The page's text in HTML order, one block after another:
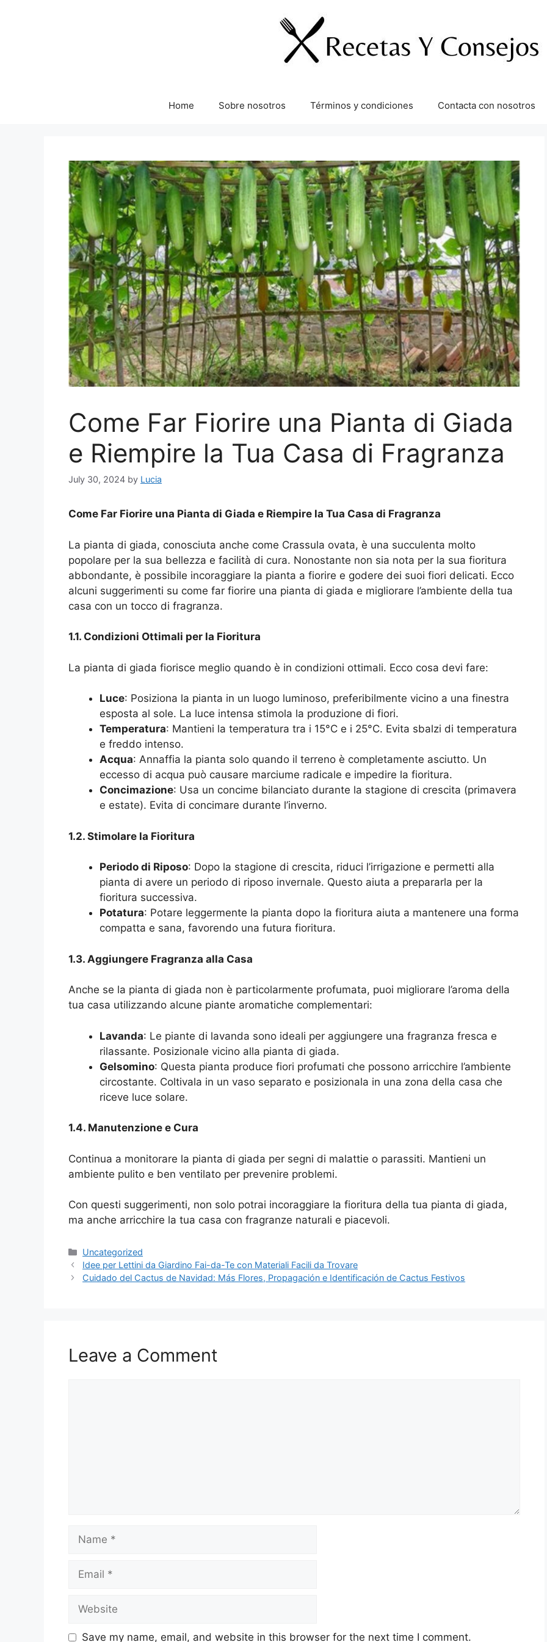
Home Sobre nosotros Términos y condiciones Contacta con nosotros
Come Far Fiorire una Pianta di Giada
e Riempire la Tua Casa di Fragranza
July 30, 2024 by Lucia
Come Far Fiorire una Pianta di Giada e Riempire la Tua Casa di Fragranza
La pianta di giada, conosciuta anche come Crassula ovata, è una succulenta molto
popolare per la sua bellezza e facilità di cura. Nonostante non sia nota per la sua fioritura
abbondante, è possibile incoraggiare la pianta a fiorire e godere dei suoi fiori delicati. Ecco
alcuni suggerimenti su come far fiorire una pianta di giada e migliorare l’ambiente della tua
casa con un tocco di fragranza.
1.1. Condizioni Ottimali per la Fioritura
La pianta di giada fiorisce meglio quando è in condizioni ottimali. Ecco cosa devi fare:
Luce: Posiziona la pianta in un luogo luminoso, preferibilmente vicino a una finestra
esposta al sole. La luce intensa stimola la produzione di fiori.
Temperatura: Mantieni la temperatura tra i 15°C e i 25°C. Evita sbalzi di temperatura
e freddo intenso.
Acqua: Annaffia la pianta solo quando il terreno è completamente asciutto. Un
eccesso di acqua può causare marciume radicale e impedire la fioritura.
Concimazione: Usa un concime bilanciato durante la stagione di crescita (primavera
e estate). Evita di concimare durante l’inverno.
1.2. Stimolare la Fioritura
Periodo di Riposo: Dopo la stagione di crescita, riduci l’irrigazione e permetti alla
pianta di avere un periodo di riposo invernale. Questo aiuta a prepararla per la
fioritura successiva.
Potatura: Potare leggermente la pianta dopo la fioritura aiuta a mantenere una forma
compatta e sana, favorendo una futura fioritura.
1.3. Aggiungere Fragranza alla Casa
Anche se la pianta di giada non è particolarmente profumata, puoi migliorare l’aroma della
tua casa utilizzando alcune piante aromatiche complementari:
Lavanda: Le piante di lavanda sono ideali per aggiungere una fragranza fresca e
rilassante. Posizionale vicino alla pianta di giada.
Gelsomino: Questa pianta produce fiori profumati che possono arricchire l’ambiente
circostante. Coltivala in un vaso separato e posizionala in una zona della casa che
riceve luce solare.
1.4. Manutenzione e Cura
Continua a monitorare la pianta di giada per segni di malattie o parassiti. Mantieni un
ambiente pulito e ben ventilato per prevenire problemi.
Con questi suggerimenti, non solo potrai incoraggiare la fioritura della tua pianta di giada,
ma anche arricchire la tua casa con fragranze naturali e piacevoli.
Categories
Uncategorized
Idee per Lettini da Giardino Fai-da-Te con Materiali Facili da Trovare
Cuidado del Cactus de Navidad: Más Flores, Propagación e Identificación de Cactus Festivos
Leave a Comment
Name
Email
Website
Save my name, email, and website in this browser for the next time I comment.